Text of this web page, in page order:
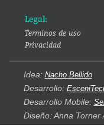
Legal:
Terminos de uso
Privacidad
Idea: Nacho Bellido
Desarrollo:
Desarrollo Mobile:
Diseño: Anna Torner